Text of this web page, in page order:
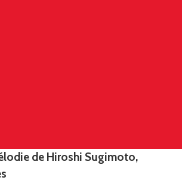
de Hiroshi Sugimoto,